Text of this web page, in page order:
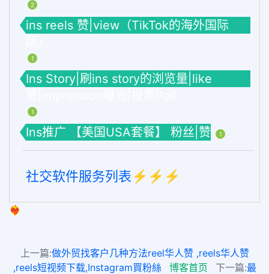
2
ins reels 赞|view（TikTok的海外国际
1
Ins Story|刷ins story的浏览量|like
1
Ins推广 【美国USA套餐】 粉丝|赞 1
社交软件服务列表⚡️⚡️⚡️
❤️‍🔥
上一篇:做外贸找客户几种方法reel华人赞 ,reels华人赞
,reels短视频下载,Instagram買粉絲
博客首页 下一篇:最